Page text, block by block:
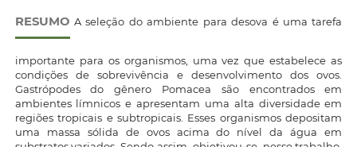
RESUMO A seleção do ambiente para desova é uma tarefa
importante para os organismos, uma vez que estabelece as
condições de sobrevivência e desenvolvimento dos ovos.
Gastrópodes do gênero Pomacea são encontrados em
ambientes límnicos e apresentam uma alta diversidade em
regiões tropicais e subtropicais. Esses organismos depositam
uma massa sólida de ovos acima do nível da água em